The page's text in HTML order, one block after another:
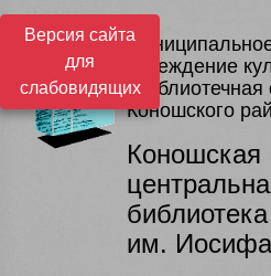
Версия сайта
для
слабовидящих
учреждение
"Библиотечная
Коношского
Коношская
библиотека
им. Иосифа